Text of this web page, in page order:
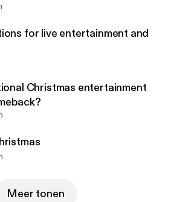
for live entertainment and
Christmas entertainment
Meer tonen